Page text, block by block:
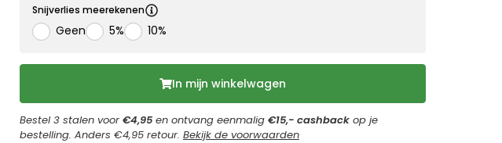
Snijverlies meerekenen
Geen 5% 10%
In mijn winkelwagen
Bestel 3 stalen voor €4,95 en ontvang eenmalig €15,- cashback op je
bestelling. Anders €4,95 retour. Bekijk de voorwaarden